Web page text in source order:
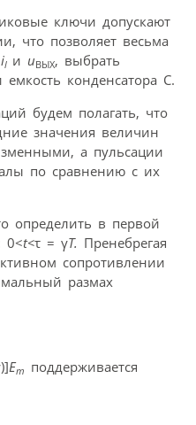
ключи допускают
что позволяет весьма
il и uВЫХ, выбрать
емкость конденсатора С.
будем полагать, что
значения величин
а пульсации
по сравнению с их
определить в первой
0<t<τ = γT. Пренебрегая
сопротивлении
размах
Em поддерживается